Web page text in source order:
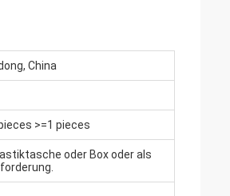
China
>=1 pieces
oder Box oder als